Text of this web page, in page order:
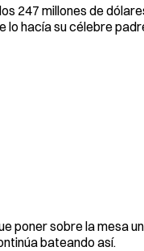
247 millones de
lo hacía su célebre
poner sobre la mesa
bateando así.